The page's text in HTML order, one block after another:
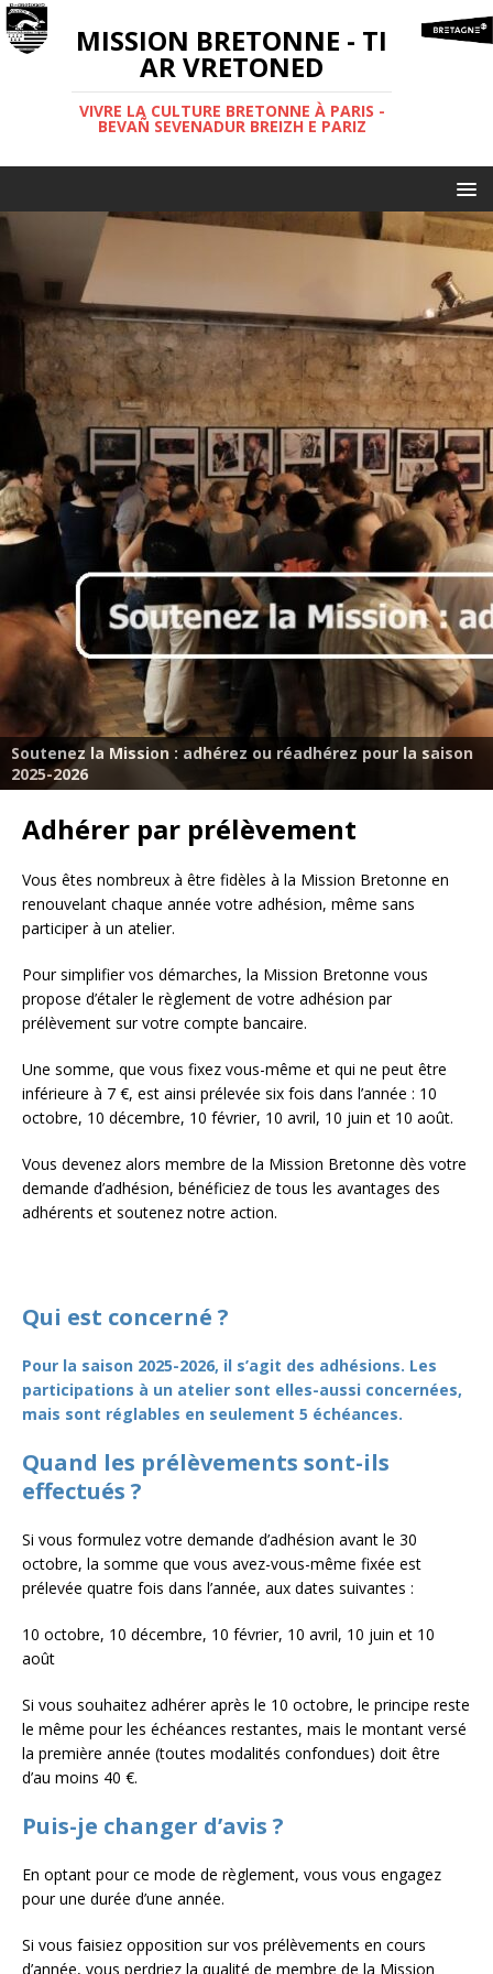
MISSION BRETONNE - TI
AR VRETONED
VIVRE LA CULTURE BRETONNE À PARIS -
BEVAÑ SEVENADUR BREIZH E PARIZ
Soutenez la Mission : adhérez ou réadhérez pour la saison
2025-2026
Adhérer par prélèvement
Vous êtes nombreux à être fidèles à la Mission Bretonne en
renouvelant chaque année votre adhésion, même sans
participer à un atelier.
Pour simplifier vos démarches, la Mission Bretonne vous
propose d’étaler le règlement de votre adhésion par
prélèvement sur votre compte bancaire.
Une somme, que vous fixez vous-même et qui ne peut être
inférieure à 7 €, est ainsi prélevée six fois dans l’année : 10
octobre, 10 décembre, 10 février, 10 avril, 10 juin et 10 août.
Vous devenez alors membre de la Mission Bretonne dès votre
demande d’adhésion, bénéficiez de tous les avantages des
adhérents et soutenez notre action.
Qui est concerné ?
Pour la saison 2025-2026, il s’agit des adhésions. Les
participations à un atelier sont elles-aussi concernées,
mais sont réglables en seulement 5 échéances.
Quand les prélèvements sont-ils
effectués ?
Si vous formulez votre demande d’adhésion avant le 30
octobre, la somme que vous avez-vous-même fixée est
prélevée quatre fois dans l’année, aux dates suivantes :
10 octobre, 10 décembre, 10 février, 10 avril, 10 juin et 10
août
Si vous souhaitez adhérer après le 10 octobre, le principe reste
le même pour les échéances restantes, mais le montant versé
la première année (toutes modalités confondues) doit être
d’au moins 40 €.
Puis-je changer d’avis ?
En optant pour ce mode de règlement, vous vous engagez
pour une durée d’une année.
Si vous faisiez opposition sur vos prélèvements en cours
d’année, vous perdriez la qualité de membre de la Mission